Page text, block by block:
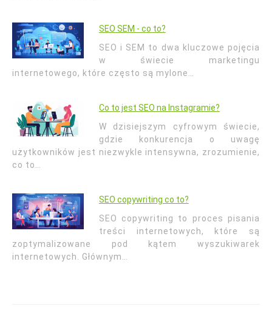
SEO SEM - co to?
SEO i SEM to dwa kluczowe pojęcia
w świecie marketingu
internetowego, które często są mylone…
Co to jest SEO na Instagramie?
W dzisiejszym cyfrowym świecie,
gdzie konkurencja o uwagę
użytkowników jest niezwykle intensywna, zrozumienie,
co to…
SEO copywriting co to?
SEO copywriting to proces pisania
treści internetowych, które są
zoptymalizowane pod kątem wyszukiwarek
internetowych. Głównym…